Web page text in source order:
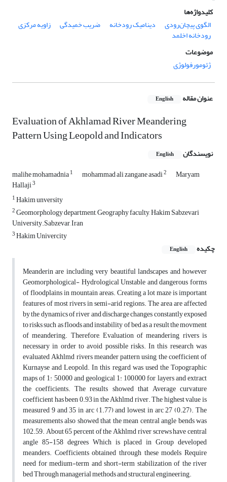
کلیدواژه‌ها
الگوی پیچان‌رودی
دینامیک رودخانه ضریب خمیدگی زاویه مرکزی
رودخانه اخلمد
موضوعات
ژئومورفولوژی
عنوان مقاله English
Evaluation of Akhlamad River Meandering
Pattern Using Leopold and Indicators
نویسندگان English
malihe mohamadnia1 mohammad ali zangane asadi2 Maryam
Hallaji3
1Hakim unversity
2Geomorphology department, Geography faculty, Hakim Sabzevari
University.Sabzevar, Iran
3Hakim Univercity
چکیده
English
Meanderin are including very beautiful landscapes and however
Geomorphological- Hydrological Unstable and dangerous forms
of floodplains in mountain areas. Creating a lot maze is important
features of most rivers in semi-arid regions. The area are affected
by the dynamics of river and discharge changes constantly exposed
to risks such as floods and instability of bed as a result the movment
of meandering. Therefore, Evaluation of meandering rivers is
necessary in order to avoid possible risks. In this research was
evaluated Akhlmd rivers meander pattern using the coefficient of
Kurnayse and Leopold. In this regard was used the Topographic
maps of 1: 50,000 and geological 1: 100,000 for layers and extract
the coefficients. The results showed that Average curvature
coefficient has been 0.93 in the Akhlmd river. The highest value is
measured 9 and 35 in arc (1.77) and lowest in arc 27 (0.27). The
measurements also showed that the mean central angle bends was
102.59. About 65 percent of the Akhlmd river screws have central
angle 85-158 degrees Which is placed in Group developed
meanders. Coefficients obtained through these models Require
need for medium-term and short-term stabilization of the river
bed Through managerial methods and structural engineering.